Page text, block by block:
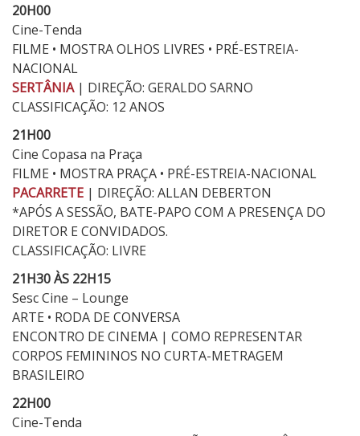
20H00
Cine-Tenda
FILME • MOSTRA OLHOS LIVRES • PRÉ-ESTREIA-
NACIONAL
SERTÂNIA | DIREÇÃO: GERALDO SARNO
CLASSIFICAÇÃO: 12 ANOS
21H00
Cine Copasa na Praça
FILME • MOSTRA PRAÇA • PRÉ-ESTREIA-NACIONAL
PACARRETE | DIREÇÃO: ALLAN DEBERTON
*APÓS A SESSÃO, BATE-PAPO COM A PRESENÇA DO
DIRETOR E CONVIDADOS.
CLASSIFICAÇÃO: LIVRE
21H30 ÀS 22H15
Sesc Cine – Lounge
ARTE • RODA DE CONVERSA
ENCONTRO DE CINEMA | COMO REPRESENTAR
CORPOS FEMININOS NO CURTA-METRAGEM
BRASILEIRO
22H00
Cine-Tenda